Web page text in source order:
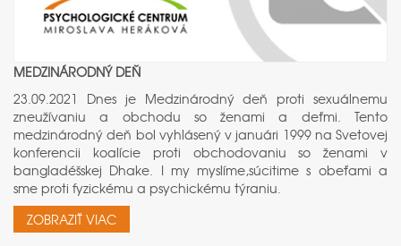
MEDZINÁRODNÝ DEŇ
23.09.2021 Dnes je Medzinárodný deň proti sexuálnemu
zneužívaniu a obchodu so ženami a deťmi. Tento
medzinárodný deň bol vyhlásený v januári 1999 na Svetovej
konferencii koalície proti obchodovaniu so ženami v
bangladéšskej Dhake. I my myslíme,súcitime s obeťami a
sme proti fyzickému a psychickému týraniu.
ZOBRAZIŤ VIAC